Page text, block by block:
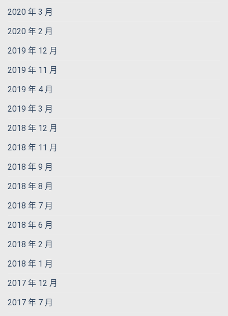
2020 年 3 月
2020 年 2 月
2019 年 12 月
2019 年 11 月
2019 年 4 月
2019 年 3 月
2018 年 12 月
2018 年 11 月
2018 年 9 月
2018 年 8 月
2018 年 7 月
2018 年 6 月
2018 年 2 月
2018 年 1 月
2017 年 12 月
2017 年 7 月